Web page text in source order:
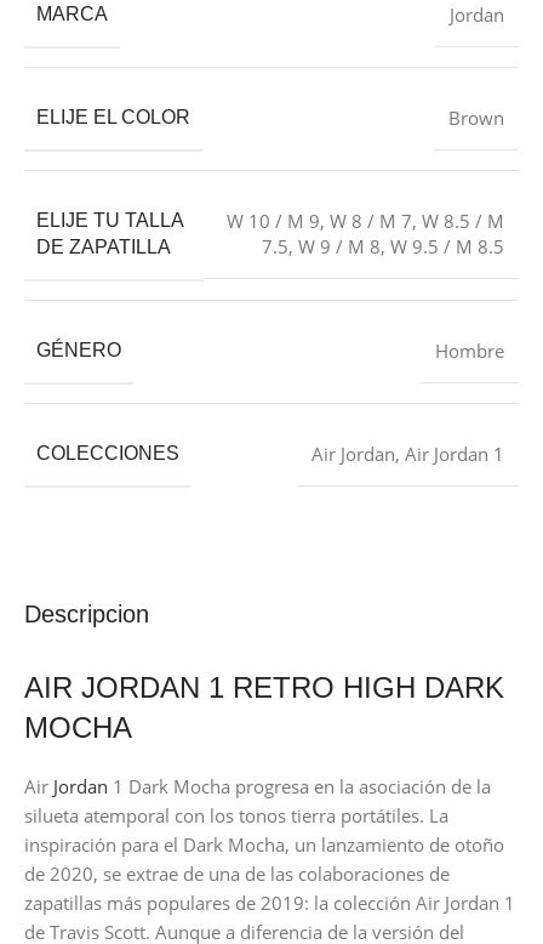
Descripcion
AIR JORDAN 1 RETRO HIGH DARK
MOCHA
Air Jordan 1 Dark Mocha progresa en la asociación de la
silueta atemporal con los tonos tierra portátiles. La
inspiración para el Dark Mocha, un lanzamiento de otoño
de 2020, se extrae de una de las colaboraciones de
zapatillas más populares de 2019: la colección Air Jordan 1
de Travis Scott. Aunque a diferencia de la versión del
MARCA Jordan
ELIJE EL COLOR Brown
ELIJE TU TALLA
DE ZAPATILLA
W 10 / M 9, W 8 / M 7, W 8.5 / M
7.5, W 9 / M 8, W 9.5 / M 8.5
GÉNERO Hombre
COLECCIONES Air Jordan, Air Jordan 1